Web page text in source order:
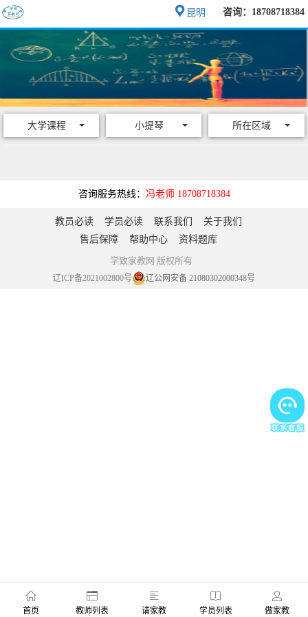
咨询：18708718384
昆明
大学课程 小提琴 所在区域
咨询服务热线： 冯老师 18708718384
教员必读 学员必读 联系我们
关于我们
售后保障
帮助中心 资料题库
学致家教网 版权所有
辽ICP备2021002800号 辽公网安备 21080302000348号
首页 教师列表 请家教 学员列表 做家教